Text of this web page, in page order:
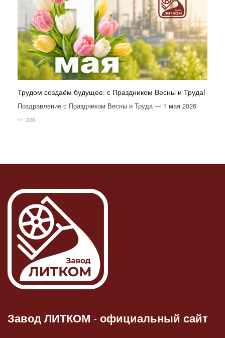
Трудом создаём будущее: с Праздником Весны и Труда!
Поздравление с Праздником Весны и Труда — 1 мая 2026
226
Завод ЛИТКОМ -официальный сайт